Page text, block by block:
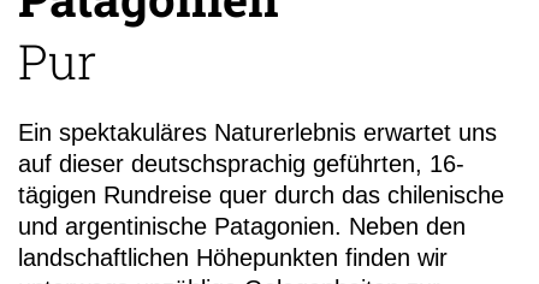
Pur
Ein spektakuläres Naturerlebnis erwartet uns
auf dieser deutschsprachig geführten, 16-
tägigen Rundreise quer durch das chilenische
und argentinische Patagonien. Neben den
landschaftlichen Höhepunkten finden wir